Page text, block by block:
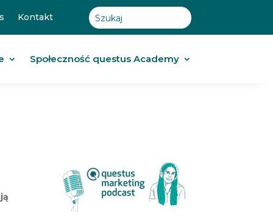
Kontakt
Społeczność questus Academy